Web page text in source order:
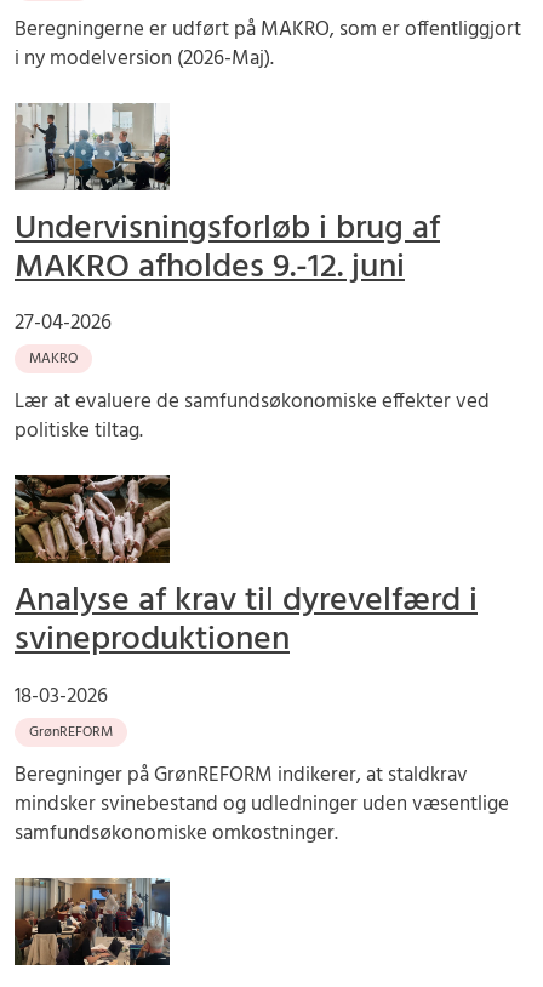
Beregningerne er udført på MAKRO, som er offentliggjort
i ny modelversion (2026-Maj).
Undervisningsforløb i brug af
MAKRO afholdes 9.-12. juni
27-04-2026
MAKRO
Lær at evaluere de samfundsøkonomiske effekter ved
politiske tiltag.
Analyse af krav til dyrevelfærd i
svineproduktionen
18-03-2026
GrønREFORM
Beregninger på GrønREFORM indikerer, at staldkrav
mindsker svinebestand og udledninger uden væsentlige
samfundsøkonomiske omkostninger.